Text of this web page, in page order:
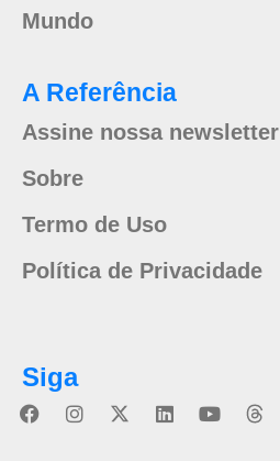
Mundo
A Referência
Assine nossa newsletter
Sobre
Termo de Uso
Política de Privacidade
Siga